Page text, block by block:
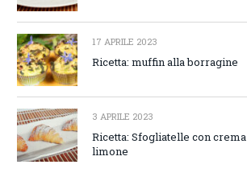
17 APRILE 2023
Ricetta: muffin alla borragine
3 APRILE 2023
Ricetta: Sfogliatelle con
limone